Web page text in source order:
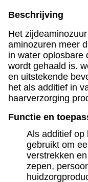
Beschrijving
Het
aminozuren meer
in water oplosbare
wordt gehaald is.
en uitstekende
het als additief in
haarverzorging
Functie en
Als additief op
gebruikt om
verstrekken
zepen,